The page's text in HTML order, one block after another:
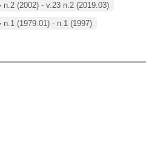
n.2 (2002) - v.23 n.2 (2019.03)
n.1 (1979.01) - n.1 (1997)